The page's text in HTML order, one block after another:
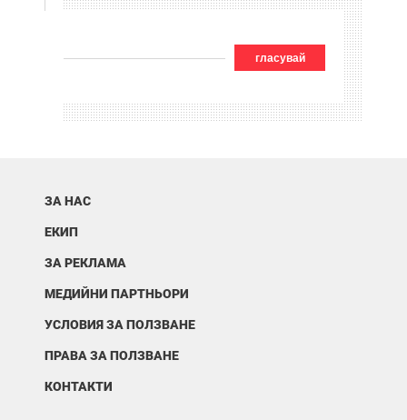
гласувай
ЗА НАС
ЕКИП
ЗА РЕКЛАМА
МЕДИЙНИ ПАРТНЬОРИ
УСЛОВИЯ ЗА ПОЛЗВАНЕ
ПРАВА ЗА ПОЛЗВАНЕ
КОНТАКТИ